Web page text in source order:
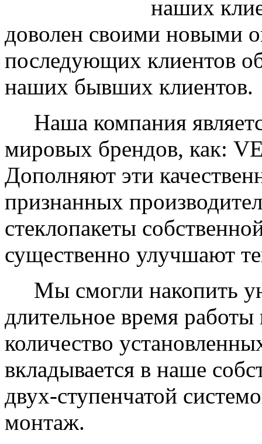
наших
доволен своими новыми
последующих клиентов
наших бывших клиентов.
Наша компания
мировых брендов, как:
Дополняют эти
признанных
стеклопакеты
существенно улучшают
Мы смогли накопить
длительное время
количество
вкладывается в наше
двух-ступенчатой
монтаж.